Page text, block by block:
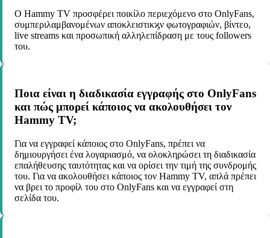
Ο Hammy TV προσφέρει ποικίλο περιεχόμενο στο OnlyFans,
συμπεριλαμβανομένων αποκλειστικϗν φωτογραφιών, βίντεο,
live streams και προσωπική αλληλεπίδραση με τους followers
του.
Ποια είναι η διαδικασία εγγραφής στο OnlyFans
και πώς μπορεί κάποιος να ακολουθήσει τον
Hammy TV;
Για να εγγραφεί κάποιος στο OnlyFans, πρέπει να
δημιουργήσει ένα λογαριασμό, να ολοκληρώσει τη διαδικασία
επαλήθευσης ταυτότητας και να ορίσει την τιμή της συνδρομής
του. Για να ακολουθήσει κάποιος τον Hammy TV, απλά πρέπει
να βρει το προφίλ του στο OnlyFans και να εγγραφεί στη
σελίδα του.